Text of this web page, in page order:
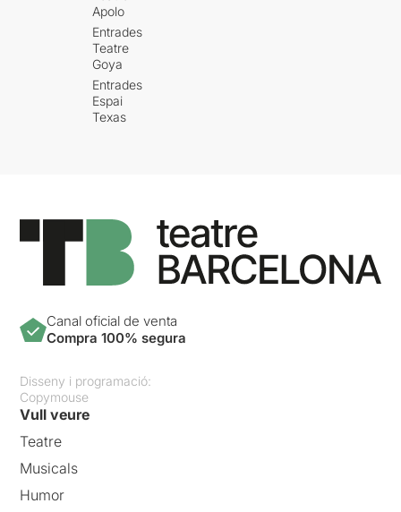
Apolo
Entrades
Teatre
Goya
Entrades
Espai
Texas
Canal oficial de venta
Compra 100% segura
Disseny i programació:
Copymouse
Vull veure
Teatre
Musicals
Humor